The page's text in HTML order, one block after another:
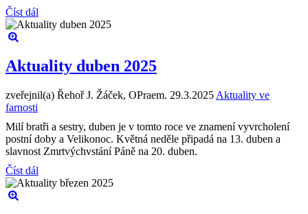
Číst dál
Aktuality duben 2025
zveřejnil(a) Řehoř J. Žáček, OPraem. 29.3.2025 Aktuality ve
farnosti
Milí bratři a sestry, duben je v tomto roce ve znamení vyvrcholení
postní doby a Velikonoc. Květná neděle připadá na 13. duben a
slavnost Zmrtvýchvstání Páně na 20. duben.
Číst dál